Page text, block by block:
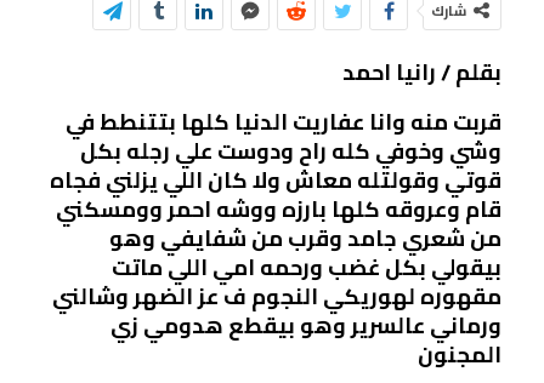
شارك
بقلم / رانيا احمد
قربت منه وانا عفاريت الدنيا كلها بتتنطط في
وشي وخوفي كله راح ودوست علي رجله بكل
قوتي وقولتله معاش ولا كان اللي يزلني فجاه
قام وعروقه كلها بارزه ووشه احمر وومسكني
من شعري جامد وقرب من شفايفي وهو
بيقولي بكل غضب ورحمه امي اللي ماتت
مقهوره لهوريكي النجوم ف عز الضهر وشالني
ورماني عالسرير وهو بيقطع هدومي زي
المجنون